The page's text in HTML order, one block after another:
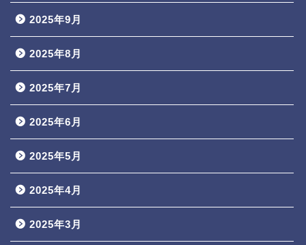
2025年9月
2025年8月
2025年7月
2025年6月
2025年5月
2025年4月
2025年3月